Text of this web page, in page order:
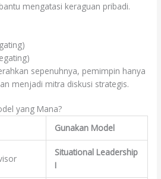
mengatasi keraguan pribadi.
sepenuhnya, pemimpin hanya
menjadi mitra diskusi strategis.
yang Mana?
Gunakan Model
Situational Leadership
I